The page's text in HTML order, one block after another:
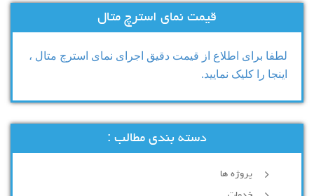
قیمت نمای استرچ متال
لطفا برای اطلاع از قیمت دقیق اجرای نمای استرچ متال ،
اینجا را کلیک نمایید.
دسته بندی مطالب :
پروژه ها